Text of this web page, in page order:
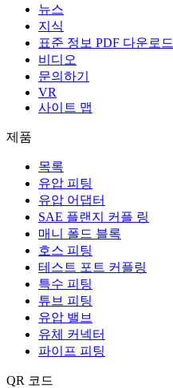
뉴스
지식
표준 정보 PDF 다운로드
비디오
문의하기
VR
사이트 맵
제품
목록
유압 피팅
유압 어댑터
SAE 플랜지 커플 링
매니 폴드 블록
호스 피팅
테스트 포트 커플링
특수 피팅
튜브 피팅
유압 밸브
유체 커넥터
파이프 피팅
QR 코드